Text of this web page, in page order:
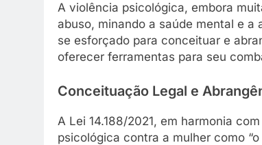
A violência psicológica, embora
abuso, minando a saúde mental e
se esforçado para conceituar e
oferecer ferramentas para seu
Conceituação Legal e
A Lei 14.188/2021, em harmonia
psicológica contra a mulher como